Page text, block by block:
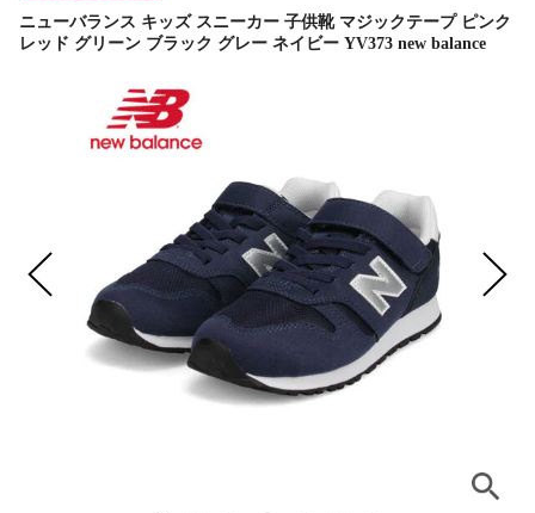
ニューバランス キッズ スニーカー 子供靴 マジックテープ ピンク
レッド グリーン ブラック グレー ネイビー YV373 new balance